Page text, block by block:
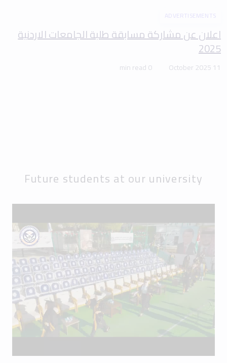
ADVERTISEMENTS
اعلان عن مشاركة مسابقة طلبة الجامعات الاردنية
2025
11 October 2025
0 min read
Future students at our university